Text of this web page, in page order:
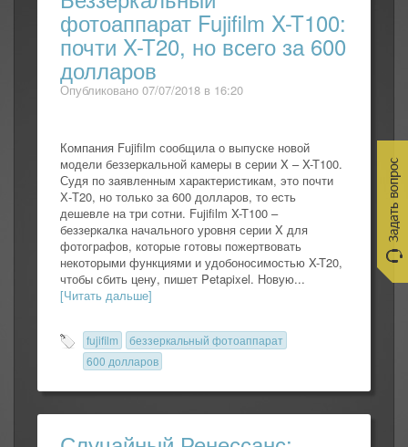
фотоаппарат Fujifilm X-T100:
почти X-T20, но всего за 600
долларов
Опубликовано 07/07/2018 в 16:20
Компания Fujifilm сообщила о выпуске новой
модели беззеркальной камеры в серии X – X-T100.
Судя по заявленным характеристикам, это почти
Х-Т20, но только за 600 долларов, то есть
дешевле на три сотни. Fujifilm X-T100 –
беззеркалка начального уровня серии X для
фотографов, которые готовы пожертвовать
некоторыми функциями и удобоносимостью X-T20,
чтобы сбить цену, пишет Petapixel. Новую...
[Читать дальше]
fujifilm
беззеркальный фотоаппарат
600 долларов